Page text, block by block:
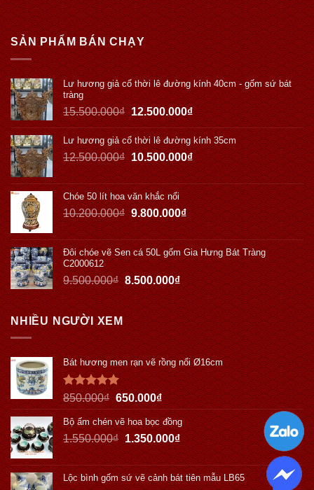
SẢN PHẨM BÁN CHẠY
Lư hương giả cổ thời lê đường kính 40cm - gốm sứ bát
tràng
15.500.000₫ 12.500.000₫
Lư hương giả cổ thời lê đường kính 35cm
12.500.000₫ 10.500.000₫
Chóe 50 lít hoa văn khắc nổi
10.200.000₫ 9.800.000₫
Đôi chóe vẽ Sen cá 50L gốm Gia Hưng Bát Tràng
C2000612
9.500.000₫ 8.500.000₫
NHIỀU NGƯỜI XEM
Bát hương men rạn vẽ rồng nổi Ø16cm
Được xếp
hạng5.00
5 sao
850.000₫ 650.000₫
Bộ ấm chén vẽ hoa bọc đồng
1.550.000₫ 1.350.000₫
Lộc bình gốm sứ vẽ cảnh bát tiên mẫu LB65